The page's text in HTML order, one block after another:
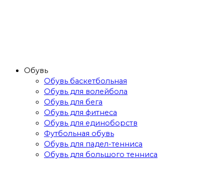
Обувь
Обувь баскетбольная
Обувь для волейбола
Обувь для бега
Обувь для фитнеса
Обувь для единоборств
Футбольная обувь
Обувь для падел-тенниса
Обувь для большого тенниса